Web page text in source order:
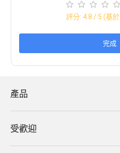
評分: 4.8 / 5 (基於
完成
產品
受歡迎